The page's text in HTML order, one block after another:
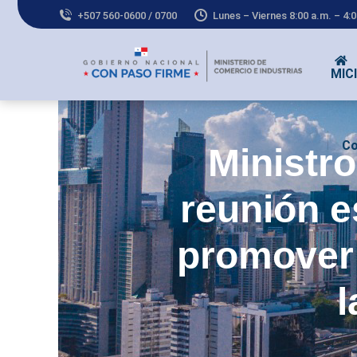
+507 560-0600 / 0700 Lunes – Viernes 8:00 a.m. –
MICI
reunión